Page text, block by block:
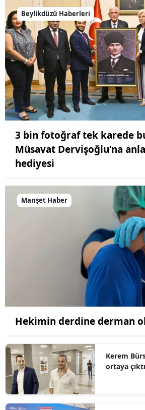
Beylikdüzü Haberleri
3 bin fotoğraf tek karede
Müsavat Dervişoğlu'na
hediyesi
Manşet Haber
Hekimin derdine derman
Kerem
ortaya çıktı